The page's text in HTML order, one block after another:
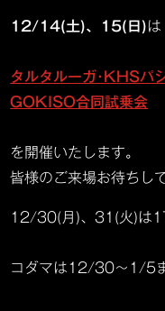
12/14(土)、15(日)は
タルタルーガ･KHSパ
GOKISO合同試乗会
を開催いたします。
皆様のご来場お待ちし
12/30(月)、31(火)は
コダマは12/30～1/5ま